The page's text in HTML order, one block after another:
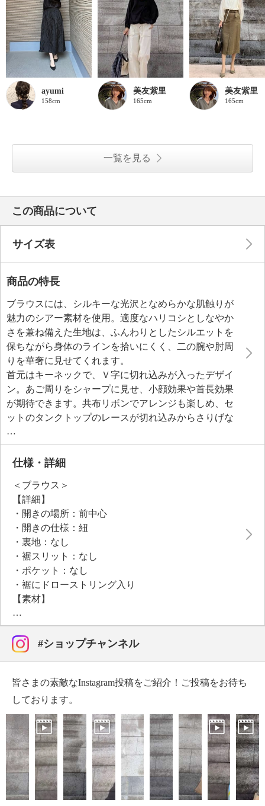
ayumi
158cm
美友紫里
165cm
美友紫里
165cm
一覧を見る
この商品について
サイズ表
商品の特長
ブラウスには、シルキーな光沢となめらかな肌触りが
魅力のシアー素材を使用。適度なハリコシとしなやか
さを兼ね備えた生地は、ふんわりとしたシルエットを
保ちながら身体のラインを拾いにくく、二の腕や肘周
りを華奢に見せてくれます。
首元はキーネックで、Ｖ字に切れ込みが入ったデザイ
ン。あご周りをシャープに見せ、小顔効果や首長効果
が期待できます。共布リボンでアレンジも楽しめ、セ
ットのタンクトップのレースが切れ込みからさりげな
く覗き、上品な華やかさを添えます。裾にはドロース
トリングのをあしらっているので、キュッと絞ればト
ップスインスタイルに、そのまま着ればフレアーブラ
セットのタンクトップはスクエアネックで胸元や肩ひ
もが覗きにくく、デコルテを美しく見せてくれる設
計。柔らかくさらりとした肌触りのカットソー素材
で、イージーケアな点が魅力です。
●普段と同じサイズをおすすめ
仕様・詳細
＜ブラウス＞
【詳細】
・開きの場所：前中心
・開きの仕様：紐
・裏地：なし
・裾スリット：なし
・ポケット：なし
・裾にドローストリング入り
【素材】
・再生繊維（セルロース）８５％、ポリエステル１
５％
【メンテナンス（絵表示ラベル）】
・洗濯機：可
・タンブル乾燥：不可
・自然乾燥：日陰の吊り干し
・アイロン仕上げ：可（低温）
・ドライクリーニング：石油系ドライクリーニング可
・ウエットクリーニング：可
【メンテナンス（ケアラベル）】
・長時間照射による変退色注意
・単品洗い
・水や汗などによる色落ち、色移り注意
#ショップチャンネル
皆さまの素敵なInstagram投稿をご紹介！ご投稿をお待ち
しております。